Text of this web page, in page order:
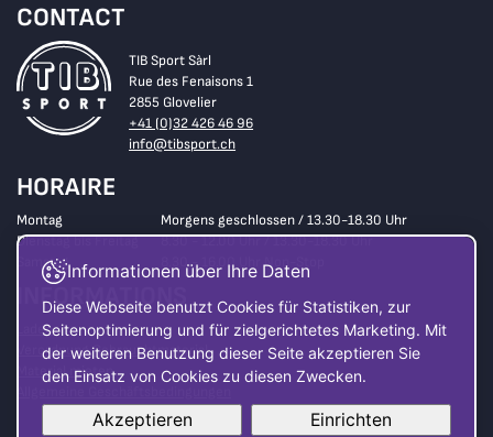
CONTACT
TIB Sport Sàrl
Rue des Fenaisons 1
2855 Glovelier
+41 (0)32 426 46 96
info@tibsport.ch
HORAIRE
Montag
Morgens geschlossen / 13.30-18.30 Uhr
Dienstag bis Freitag
8.30 - 12.00 Uhr / 13.30-18.30 Uhr
Samstag
8.30 - 16.00 Uhr Non-Stop
INFORMATIONS
Laden
Verordnung Gebrauchtmaterial
Material mieten
Informationen über Ihre Daten
Diese Webseite benutzt Cookies für Statistiken, zur
Seitenoptimierung und für zielgerichtetes Marketing. Mit
der weiteren Benutzung dieser Seite akzeptieren Sie
den Einsatz von Cookies zu diesen Zwecken.
Akzeptieren Einrichten